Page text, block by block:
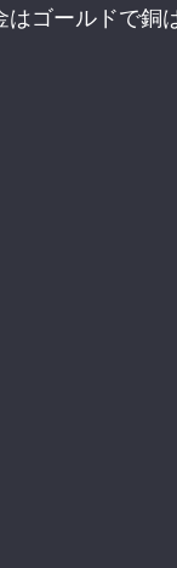
ゴールドで銅